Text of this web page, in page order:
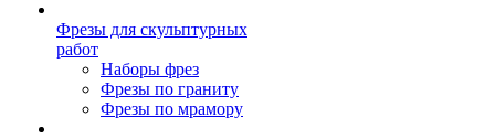
Фрезы для скульптурных
работ
Наборы фрез
Фрезы по граниту
Фрезы по мрамору